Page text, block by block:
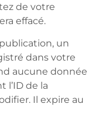
de votre
effacé.
un
dans votre
aucune donnée
l’ID de la
Il expire au